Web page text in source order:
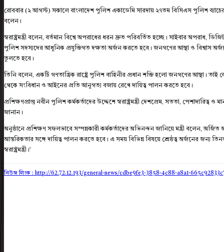
রোববার (২ আগস্ট) সকালে বাংলাদেশ পুলিশ একাডেমি সারদায় ২৭তম বিসিএস পুলিশ
বলেন।
স্বরাষ্ট্রমন্ত্রী বলেন, বর্তমান বিশ্বে অপরাধের ধরন দ্রুত পরিবর্তিত হচ্ছে। সাইবার অপরাধ,
পুলিশ সদস্যদের আধুনিক প্রযুক্তিগত দক্ষতা অর্জন করতে হবে। জনগণের আস্থা ও বিশ্বাস
তুলতে হবে।
তিনি বলেন, একটি গণতান্ত্রিক রাষ্ট্রে পুলিশ বাহিনীর প্রধান শক্তি হলো জনগণের আস্থা। তাই
থেকে সংবিধান ও আইনের প্রতি আনুগত্য বজায় রেখে দায়িত্ব পালন করতে হবে।
প্রশিক্ষণপ্রাপ্ত নবীন পুলিশ কর্মকর্তাদের উদ্দেশে স্বরাষ্ট্রমন্ত্রী দেশপ্রেম, সততা,
জানান।
অনুষ্ঠানে প্রশিক্ষণ সফলভাবে সম্পন্নকারী কর্মকর্তাদের অভিনন্দন জানিয়ে মন্ত্রী বলেন,
আন্তরিকতার সঙ্গে দায়িত্ব পালন করতে হবে। এ সময় বিভিন্ন বিষয়ে শ্রেষ্ঠত্ব অর্জনের জন্য
স্বরাষ্ট্রমন্ত্রী।’
নিউজ লিংক : http://62.72.12.193/general-news/cdbe9fe3-3858-4c88-a8a1-